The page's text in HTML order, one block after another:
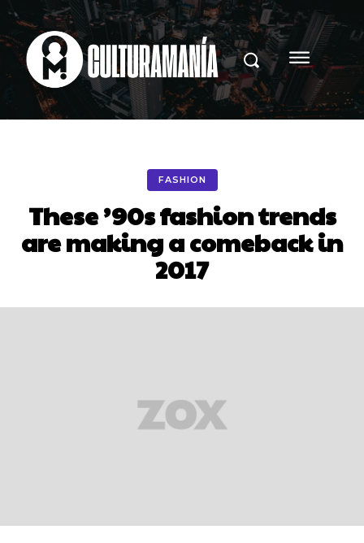
FASHION
These ’90s fashion trends
are making a comeback in
2017